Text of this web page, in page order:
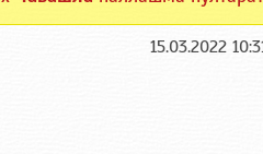
15.03.2022